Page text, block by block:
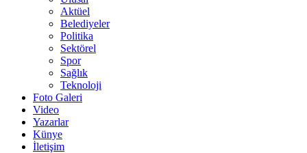
Aktüel
Belediyeler
Politika
Sektörel
Spor
Sağlık
Teknoloji
Foto Galeri
Video
Yazarlar
Künye
İletişim